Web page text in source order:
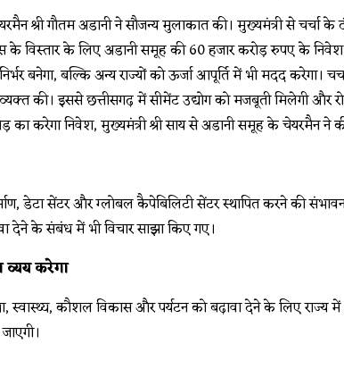
गौतम अडानी ने सौजन्य मुलाकात की। मुख्यमंत्री से चर्चा के
विस्तार के लिए अडानी समूह की 60 हजार करोड़ रुपए के निवेश
बनेगा, बल्कि अन्य राज्यों को ऊर्जा आपूर्ति में भी मदद
की। इससे छत्तीसगढ़ में सीमेंट उद्योग को मजबूती मिलेगी और
डेटा सेंटर और ग्लोबल कैपेबिलिटी सेंटर स्थापित करने की
देने के संबंध में भी विचार साझा किए गए।
करेगा
स्वास्थ्य, कौशल विकास और पर्यटन को बढ़ावा देने के लिए